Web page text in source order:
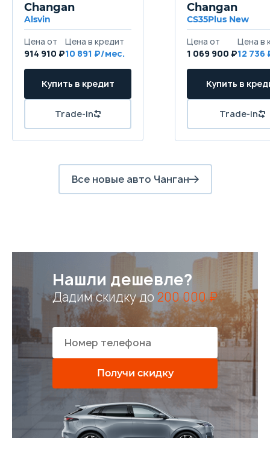
Changan
Alsvin
914 910 ₽10 891
Changan
CS35Plus New
1 069 900 ₽12 736
Все новые авто Чанган
Нашли дешевле?
Дадим скидку до 200 000 ₽
Получи скидку